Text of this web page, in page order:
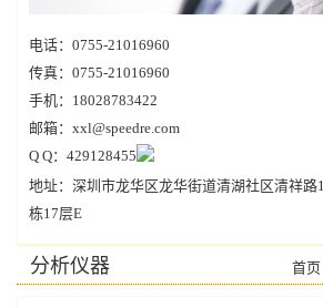
电话：0755-21016960
传真：0755-21016960
手机：18028783422
邮箱：xxl@speedre.com
Q Q：429128455
地址：深圳市龙华区龙华街道清湖社区清祥路
栋17层E
分析仪器 首页